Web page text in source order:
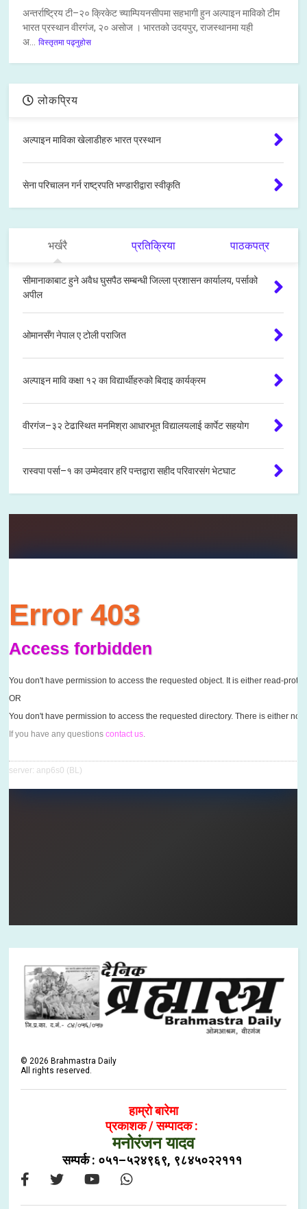
अन्तर्राष्ट्रिय टी–२० क्रिकेट च्याम्पियनसीपमा सहभागी हुन अल्पाइन माविको टीम
भारत प्रस्थान वीरगंज, २० असोज । भारतको उदयपुर, राजस्थानमा यही
अ...
विस्तृतमा पढ्नुहोस
लोकप्रिय
अल्पाइन माविका खेलाडीहरु भारत प्रस्थान
सेना परिचालन गर्न राष्ट्रपति भण्डारीद्वारा स्वीकृति
भर्खरै प्रतिक्रिया पाठकपत्र
सीमानाकाबाट हुने अवैध घुसपैठ सम्बन्धी जिल्ला प्रशासन कार्यालय, पर्साको
अपील
ओमानसँग नेपाल ए टोली पराजित
अल्पाइन मावि कक्षा १२ का विद्यार्थीहरुको बिदाइ कार्यक्रम
वीरगंज–३२ टेढास्थित मनमिश्रा आधारभूत विद्यालयलाई कार्पेट सहयोग
रास्वपा पर्सा–१ का उम्मेदवार हरि पन्तद्वारा सहीद परिवारसंग भेटघाट
©2026 Brahmastra Daily
All rights reserved.
हाम्रो बारेमा
प्रकाशक / सम्पादक :
मनोरंजन यादव
सम्पर्क : ०५१–५२४९६९, ९८४५०२२१११